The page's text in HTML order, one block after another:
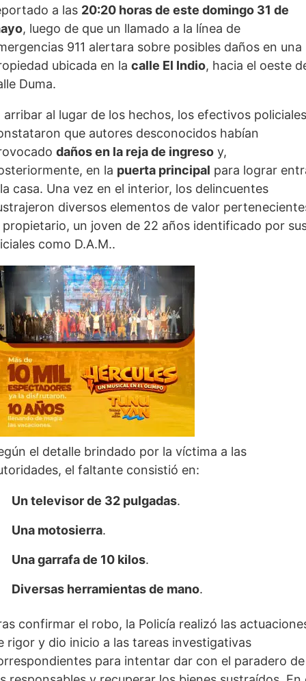
a las 20:20 horas de este domingo 31 de
, luego de que un llamado a la línea de
911 alertara sobre posibles daños en una
ubicada en la calle El Indio, hacia el oeste
Duma.
arribar al lugar de los hechos, los efectivos policiales
que autores desconocidos habían
daños en la reja de ingreso y,
en la puerta principal para lograr
casa. Una vez en el interior, los delincuentes
diversos elementos de valor
propietario, un joven de 22 años identificado por
como D.A.M..
el detalle brindado por la víctima a las
el faltante consistió en:
Un televisor de 32 pulgadas.
Una motosierra.
Una garrafa de 10 kilos.
Diversas herramientas de mano.
confirmar el robo, la Policía realizó las
rigor y dio inicio a las tareas investigativas
para intentar dar con el paradero de